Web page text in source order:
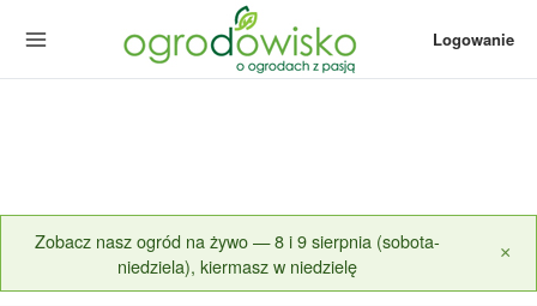
Logowanie
Zobacz nasz ogród na żywo — 8 i 9 sierpnia (sobota-
niedziela), kiermasz w niedzielę
×